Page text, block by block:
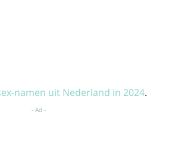
namen uit Nederland in 2024.